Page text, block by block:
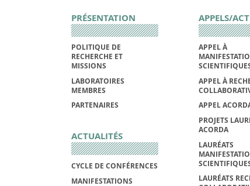
PRÉSENTATION
POLITIQUE DE
RECHERCHE ET
MISSIONS
LABORATOIRES
MEMBRES
PARTENAIRES
ACTUALITÉS
CYCLE DE CONFÉRENCES
MANIFESTATIONS
APPELS/
APPEL À
APPEL À
APPEL
PROJETS
ACORDA
LAURÉATS
LAURÉATS